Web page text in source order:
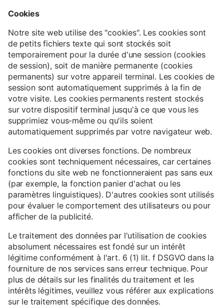
Cookies
Notre site web utilise des "cookies". Les cookies sont
de petits fichiers texte qui sont stockés soit
temporairement pour la durée d'une session (cookies
de session), soit de manière permanente (cookies
permanents) sur votre appareil terminal. Les cookies de
session sont automatiquement supprimés à la fin de
votre visite. Les cookies permanents restent stockés
sur votre dispositif terminal jusqu'à ce que vous les
supprimiez vous-même ou qu'ils soient
automatiquement supprimés par votre navigateur web.
Les cookies ont diverses fonctions. De nombreux
cookies sont techniquement nécessaires, car certaines
fonctions du site web ne fonctionneraient pas sans eux
(par exemple, la fonction panier d'achat ou les
paramètres linguistiques). D'autres cookies sont utilisés
pour évaluer le comportement des utilisateurs ou pour
afficher de la publicité.
Le traitement des données par l'utilisation de cookies
absolument nécessaires est fondé sur un intérêt
légitime conformément à l'art. 6 (1) lit. f DSGVO dans la
fourniture de nos services sans erreur technique. Pour
plus de détails sur les finalités du traitement et les
intérêts légitimes, veuillez vous référer aux explications
sur le traitement spécifique des données.